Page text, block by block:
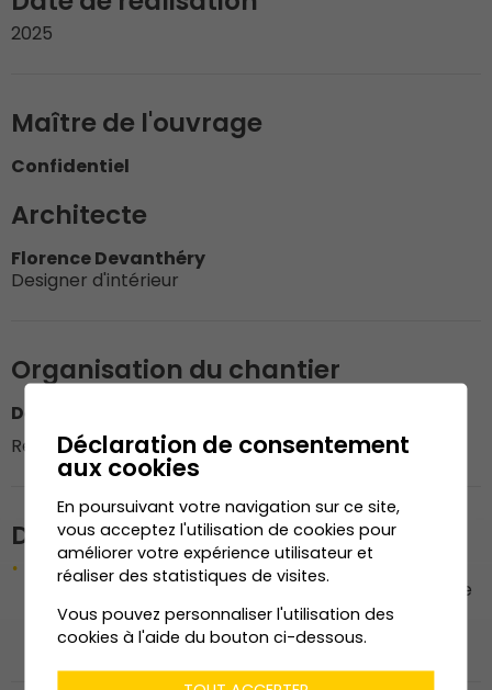
2025
Maître de l'ouvrage
Confidentiel
Architecte
Florence Devanthéry
Designer d'intérieur
Organisation du chantier
Dénériaz Construction Bois SA
Responsable du chantier : M. Marco Monteiro
Description de l'ouvrage
Menuiserie intérieure : penderie entrée, rangement
vide poche, bureau et rangements, meuble salle de
bain enfants, meuble salle de bain parents,
agencement couloir
Déclaration de consentement
aux cookies
En poursuivant votre navigation sur ce site,
vous acceptez l'utilisation de cookies pour
améliorer votre expérience utilisateur et
réaliser des statistiques de visites.
Vous pouvez personnaliser l'utilisation des
cookies à l'aide du bouton ci-dessous.